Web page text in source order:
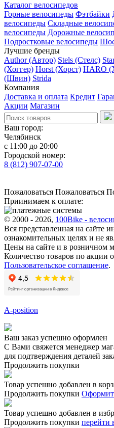
Каталог велосипедов
Горные велосипеды Фэтбайки
велосипеды Складные
велосипеды Дорожные
Подростковые велосипеды
Лучшие бренды
Author (Автор) Stels (Стелс)
(Хоггер) Horst (Хорст) HARO
(Швин) Strida
Компания
Доставка и оплата Кредит
Акции Магазин
Ваш город:
Челябинск
с 11:00 до 20:00
Городской номер:
8 (812) 907-07-00
Пожаловаться Пожаловаться
Приинимаем к оплате:
© 2000 - 2026, 100Bike -
Вся представленная на сайте
ознакомительных целях и не
Цены на сайте и в розничном
Количество товаров по акции
Пользовательское соглашение.
A-position
Ваш заказ успешно оформлен
С Вами свяжется менеджер
для подтверждения деталей
Продолжить покупки
Товар успешно добавлен в
Продолжить покупки
Товар успешно добавлен в
Продолжить покупки перейти